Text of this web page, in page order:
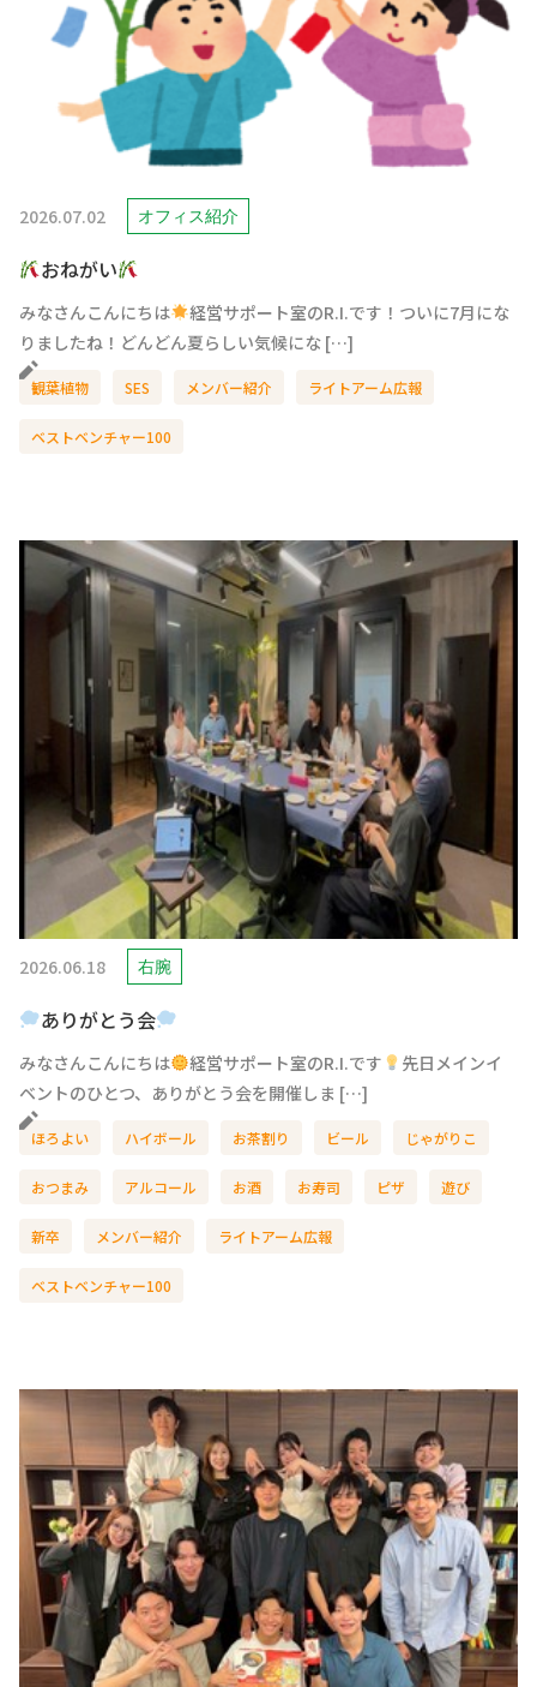
2026.07.02 オフィス紹介
おねがい
みなさんこんにちは
経営サポート室のR.I.です！ついに7月にな
りましたね！どんどん夏らしい気候にな […]
観葉植物 SES メンバー紹介 ライトアーム広報
ベストベンチャー100
2026.06.18 右腕
ありがとう会
みなさんこんにちは 経営サポート室のR.I.です
先日メインイ
ベントのひとつ、ありがとう会を開催しま […]
ほろよい ハイボール お茶割り ビール じゃがりこ
おつまみ アルコール お酒 お寿司 ピザ 遊び
新卒 メンバー紹介 ライトアーム広報
ベストベンチャー100